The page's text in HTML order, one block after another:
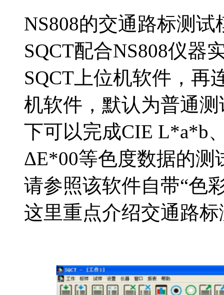
NS808的交通路标测
SQCT配合NS808仪器
SQCT上位机软件，再
机软件，默认为普通
下可以完成CIE L*a*b
ΔE*00等色度数据的测
请参照该软件自带“色
这里重点介绍交通路